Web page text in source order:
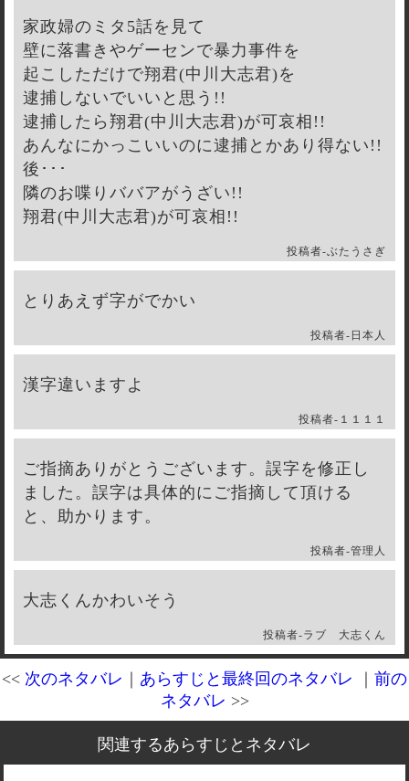
家政婦のミタ5話を見て
壁に落書きやゲーセンで暴力事件を
起こしただけで翔君(中川大志君)を
逮捕しないでいいと思う!!
逮捕したら翔君(中川大志君)が可哀相!!
あんなにかっこいいのに逮捕とかあり得ない!!
後･･･
隣のお喋りババアがうざい!!
翔君(中川大志君)が可哀相!!
投稿者-ぶたうさぎ
とりあえず字がでかい
投稿者- 日本人
漢字違いますよ
投稿者- １１１１
ご指摘ありがとうございます。誤字を修正し
ました。誤字は具体的にご指摘して頂ける
と、助かります。
投稿者-管理人
大志くんかわいそう
投稿者-ラブ 大志くん
<< 次のネタバレ ｜ あらすじと最終回のネタバレ ｜ 前の
ネタバレ >>
関連するあらすじとネタバレ